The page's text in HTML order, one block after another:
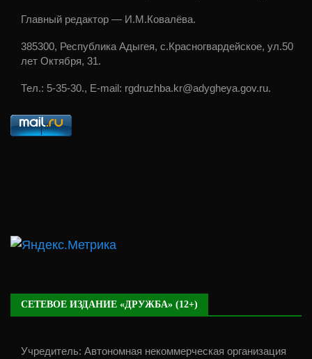
Главный редактор — И.М.Ковалёва.
385300, Республика Адыгея, с.Красногвардейское, ул.50
лет Октября, 31.
Тел.: 5-35-30., E-mail: rgdruzhba.kr@adygheya.gov.ru.
СЕТЕВОЕ ИЗДАНИЕ «ДРУЖБА» (12+)
Учредитель: Автономная некоммерческая организация